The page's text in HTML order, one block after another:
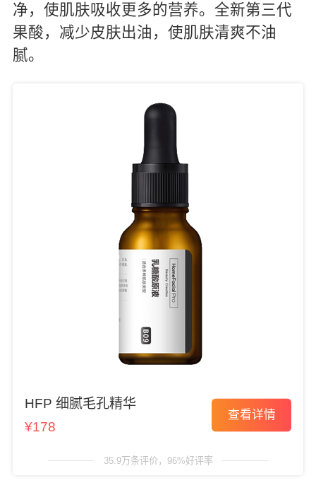
净，使肌肤吸收更多的营养。全新第三代
果酸，减少皮肤出油，使肌肤清爽不油
腻。
HFP 细腻毛孔精华
¥178
查看详情
35.9万条评价，96%好评率